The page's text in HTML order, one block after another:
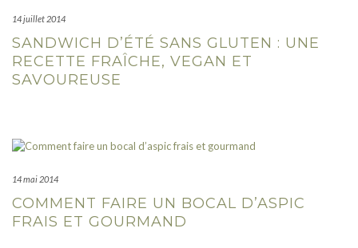
14 juillet 2014
SANDWICH D’ÉTÉ SANS GLUTEN : UNE
RECETTE FRAÎCHE, VEGAN ET
SAVOUREUSE
14 mai 2014
COMMENT FAIRE UN BOCAL D’ASPIC
FRAIS ET GOURMAND